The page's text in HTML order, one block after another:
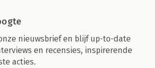
nieuwsbrief en blijf up-to-date
en recensies, inspirerende
acties.